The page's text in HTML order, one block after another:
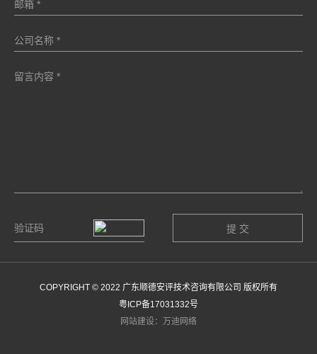
COPYRIGHT © 2022 广东顺德安评技术咨询有限公司 版权所有
粤ICP备17031332号
网站建设：万迪网络